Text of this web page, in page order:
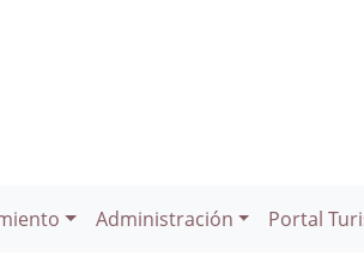
Administración Portal